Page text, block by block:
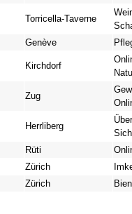
Torricella-Taverne
Genève
Kirchdorf
Zug
Herrliberg
Rüti
Zürich
Zürich